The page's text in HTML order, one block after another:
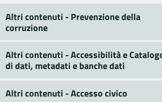
Altri contenuti - Prevenzione della
corruzione
Altri contenuti - Accessibilità e
di dati, metadati e banche dati
Altri contenuti - Accesso civico